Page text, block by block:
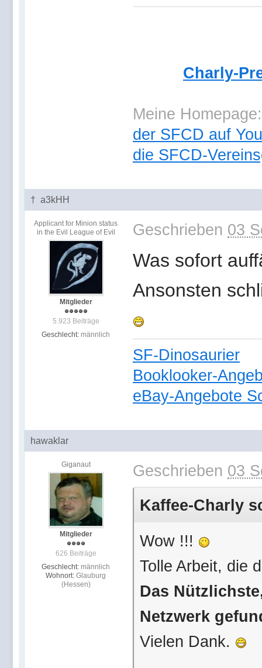
Charly-
Meine
der SFCD auf
die SFCD-
† a3kHH
Applicant for Minion status
in the Evil League of Evil
Mitglieder
5.923 Beiträge
Geschlecht: männlich
Geschrieben 03
Was sofort
Ansonsten
SF-Dinosaurier
Booklooker-
eBay-Angebote
hawaklar
Giganaut
Mitglieder
626 Beiträge
Geschlecht: männlich
Wohnort: Glauburg
(Hessen)
Geschrieben 03
Kaffee-Charly
Wow !!!
Tolle Arbeit, die
Das
Netzwerk
Vielen Dank.